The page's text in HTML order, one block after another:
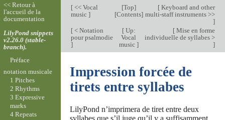
[<< Vocal
music ]
[Top]
[Contents]
[Keyboard and other
multi-staff instruments >>
]
[< Notation
pour psalmodie
]
[Up:
Vocal
music ]
[Mise en forme
individuelle de syllabes >
]
Impression forcée de
tirets entre syllabes
LilyPond n’imprimera de tiret entre deux
syllabes que s’il juge qu’il y a suffisamment
<< Retour à
l'accueil de la
documentation
LilyPond snippets
v2.26.0 (stable-
branch).
Préface
notation musicale
1 Pitches
2 Rhythms
3 Expressive
marks
4 Repeats